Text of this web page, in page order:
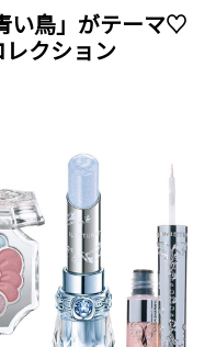
い鳥」がテーマ♡
クション